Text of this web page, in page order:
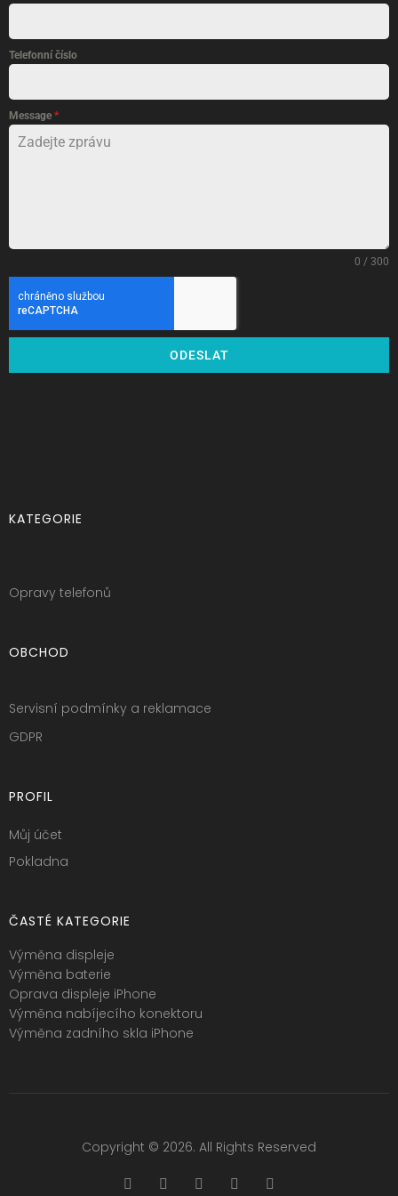
Telefonní číslo
Message *
0 / 300
ODESLAT
KATEGORIE
Opravy telefonů
OBCHOD
Servisní podmínky a reklamace
GDPR
PROFIL
Můj účet
Pokladna
ČASTÉ KATEGORIE
Výměna displeje
Výměna baterie
Oprava displeje iPhone
Výměna nabíjecího konektoru
Výměna zadního skla iPhone
Copyright © 2026. All Rights Reserved